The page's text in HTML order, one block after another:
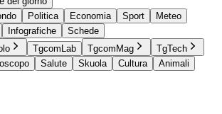
Politica Economia Sport
Meteo
Infografiche
Schede
TgcomLab TgcomMag
TgTech
Salute Skuola Cultura
Animali